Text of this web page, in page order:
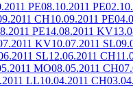
PE08.10.2011 PE
CH10.09.2011 PE
PE14.08.2011 KV
KV10.07.2011 SL
SL12.06.2011 CH
MO08.05.2011 CH
LL10.04.2011 CH